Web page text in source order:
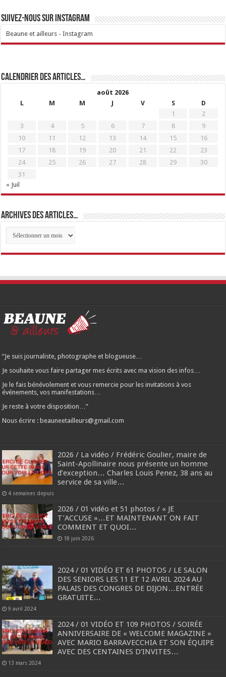
Suivez-nous sur Instagram
Beaune et ailleurs - Instagram
Calendrier des articles…
août 2026
L
M M J V S
D
1
2
3
4 5 6 7 8
9
10
11 12 13 14 15
16
17
18 19 20 21 22
23
24
25 26 27 28 29
30
31
« Juil
Archives des articles…
Archives
des
articles…
“Je suis journaliste, photographe et blogueuse…
Je souhaite vous faire partager mes écrits avec ma vision des infos…
Je le fais bénévolement et vous remercie pour les invitations à vos
événements, vos manifestations…
Je reste à votre disposition…”
Nous écrire : beauneetailleurs@gmail.com
2026 / La vidéo / Frédéric Goulier, maire de
Saint-Apollinaire nous présente un homme
d’exception… Charles Louis Penez, 38 ans au
service de sa ville…
4 semaines depuis
2026 / 01 vidéo et 51 photos / « JE
T’ACCUSE »…ET MAINTENANT ON FAIT
COMMENT ET QUOI…
18 juin 2026
2024 / 01 VIDÉO ET 61 PHOTOS / LE SALON
DES SENIORS LES 11 ET 12 AVRIL 2024 AU
PALAIS DES CONGRES DE DIJON…ENTRÉE
GRATUITE…
9 avril 2024
2024 / 01 VIDÉO ET 109 PHOTOS / SOIRÉE
ANNIVERSAIRE DE « WELCOME MAGAZINE »
AVEC MARIO BARRAVECCHIA ET SON ÉQUIPE
AVEC DES CENTAINES D’INVITES…
13 mars 2024